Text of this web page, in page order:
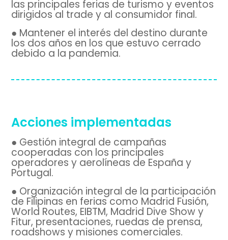
las principales ferias de turismo y eventos
dirigidos al trade y al consumidor final.
● Mantener el interés del destino durante
los dos años en los que estuvo cerrado
debido a la pandemia.
Acciones implementadas
● Gestión integral de campañas
cooperadas con los principales
operadores y aerolíneas de España y
Portugal.
● Organización integral de la participación
de Filipinas en ferias como Madrid Fusión,
World Routes, EIBTM, Madrid Dive Show y
Fitur, presentaciones, ruedas de prensa,
roadshows y misiones comerciales.